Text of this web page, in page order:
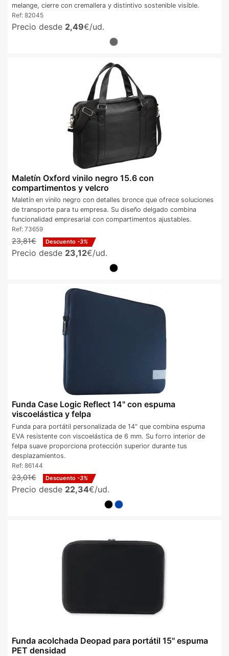
melange, cierre con cremallera y distintivo sostenible visible.
Ref: 82045
Precio desde 2,49€/ud.
Maletín Oxford vinilo negro 15.6 con
compartimentos y velcro
Maletín en vinilo negro con detalles bronce que ofrece soluciones
de transporte para tu empresa. Su diseño delgado combina
funcionalidad empresarial con compartimentos ajustables.
Ref: 73659
23,81€ Descuento -3%
Precio desde 23,12€/ud.
Funda Case Logic Reflect 14" con espuma
viscoelástica y felpa
Funda para portátil personalizada de 14" que combina espuma
EVA resistente con viscoelástica de 6 mm. Su forro interior de
felpa suave proporciona protección superior durante tus
desplazamientos.
Ref: 86144
23,01€ Descuento -3%
Precio desde 22,34€/ud.
Funda acolchada Deopad para portátil 15" espuma
PET densidad